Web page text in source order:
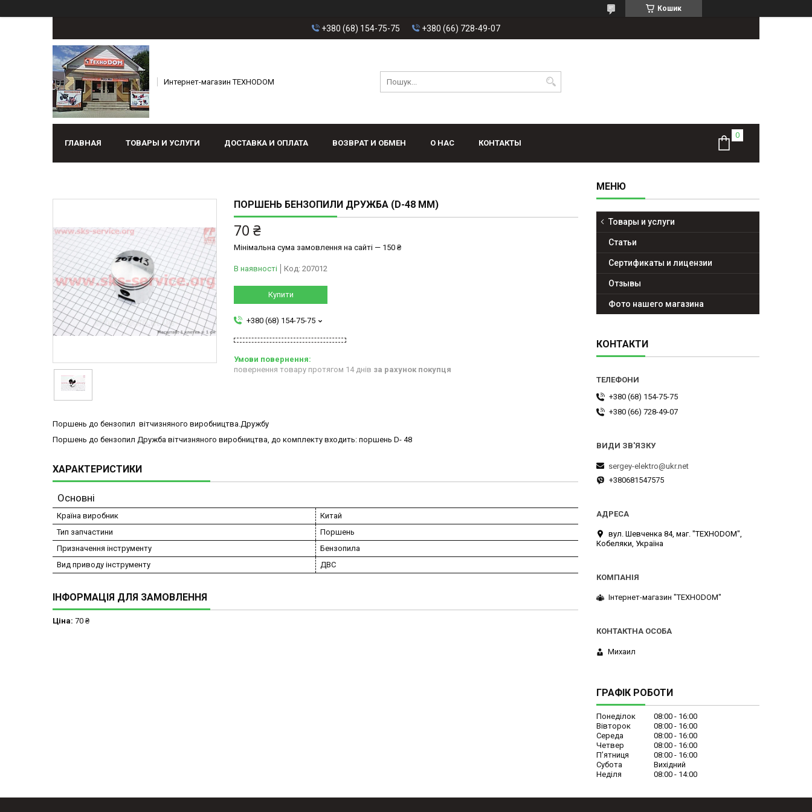
Кошик
+380 (68) 154-75-75 +380 (66) 728-49-07
Интернет-магазин ТЕХНОDOM
ГЛАВНАЯ ТОВАРЫ И УСЛУГИ ДОСТАВКА И ОПЛАТА ВОЗВРАТ И ОБМЕН О НАС КОНТАКТЫ
ПОРШЕНЬ БЕНЗОПИЛИ ДРУЖБА (D-48 ММ)
70 ₴
Мінімальна сума замовлення на сайті — 150 ₴
В наявності Код: 207012
Купити
+380 (68) 154-75-75
повернення товару протягом 14 днів за рахунок покупця
Поршень до бензопил вітчизняного виробництва.Дружбу
Поршень до бензопил Дружба вітчизняного виробництва, до комплекту входить: поршень D- 48
ХАРАКТЕРИСТИКИ
Основні
Країна виробник
Китай
Тип запчастини
Поршень
Призначення інструменту
Бензопила
Вид приводу інструменту
ДВС
ІНФОРМАЦІЯ ДЛЯ ЗАМОВЛЕННЯ
Ціна: 70 ₴
Товары и услуги
Статьи
Сертификаты и лицензии
Отзывы
Фото нашего магазина
КОНТАКТИ
+380 (68) 154-75-75
+380 (66) 728-49-07
sergey-elektro@ukr.net
+380681547575
вул. Шевченка 84, маг. "ТЕХНОDOM",
Кобеляки, Україна
Інтернет-магазин "ТЕХНОDOM"
Михаил
ГРАФІК РОБОТИ
Понеділок 08:00
16:00
Вівторок
08:00
16:00
Середа
08:00
16:00
Четвер
08:00
16:00
Пʼятниця
08:00
16:00
Субота
Вихідний
Неділя
08:00 14:00